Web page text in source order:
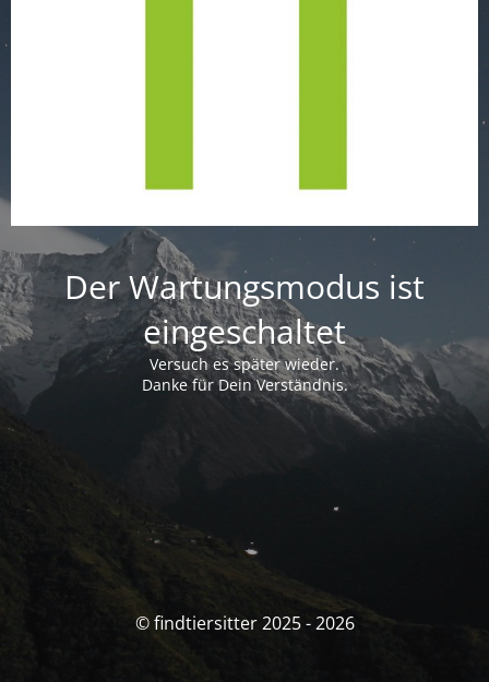
Der Wartungsmodus ist
eingeschaltet
Versuch es später wieder.
Danke für Dein Verständnis.
© findtiersitter 2025 - 2026